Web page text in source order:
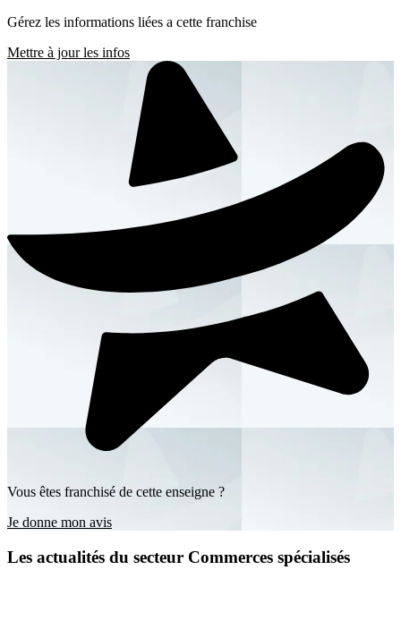
Gérez les informations liées a cette franchise
Mettre à jour les infos
Vous êtes franchisé de cette enseigne ?
Je donne mon avis
Les actualités du secteur Commerces spécialisés